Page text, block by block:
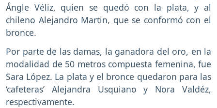
Ángle Véliz, quien se quedó con la plata, y al
chileno Alejandro Martin, que se conformó con el
bronce.
Por parte de las damas, la ganadora del oro, en la
modalidad de 50 metros compuesta femenina, fue
Sara López. La plata y el bronce quedaron para las
‘cafeteras’ Alejandra Usquiano y Nora Valdéz,
respectivamente.